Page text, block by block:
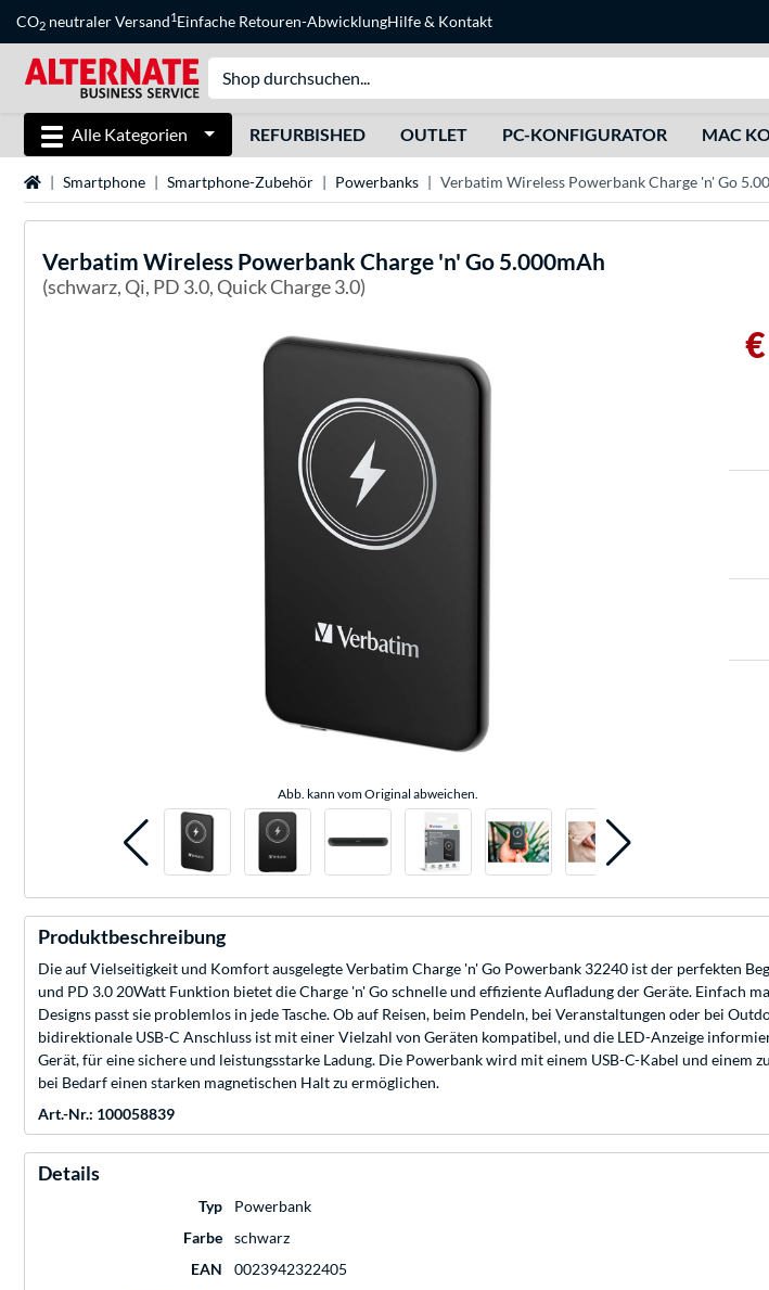
CO2 neutraler Versand1Einfache Retouren-AbwicklungHilfe& Kontakt
Alle Kategorien REFURBISHED OUTLET PC-KONFIGURATOR MAC
StartseiteSmartphone Smartphone-Zubehör Powerbanks Verbatim Wireless Powerbank Charge 'n' Go
Verbatim Wireless Powerbank Charge 'n' Go 5.000mAh
(schwarz, Qi, PD 3.0, Quick Charge 3.0)
Abb. kann vom Original abweichen.
Produktbeschreibung
Die auf Vielseitigkeit und Komfort ausgelegte Verbatim Charge 'n' Go Powerbank 32240 ist der perfekten
und PD 3.0 20Watt Funktion bietet die Charge 'n' Go schnelle und effiziente Aufladung der Geräte. Einfach
Designs passt sie problemlos in jede Tasche. Ob auf Reisen, beim Pendeln, bei Veranstaltungen oder bei
bidirektionale USB-C Anschluss ist mit einer Vielzahl von Geräten kompatibel, und die LED-Anzeige
Gerät, für eine sichere und leistungsstarke Ladung. Die Powerbank wird mit einem USB-C-Kabel und
bei Bedarf einen starken magnetischen Halt zu ermöglichen.
Art.-Nr.: 100058839
Details
Typ
Powerbank
Farbe
schwarz
EAN
0023942322405